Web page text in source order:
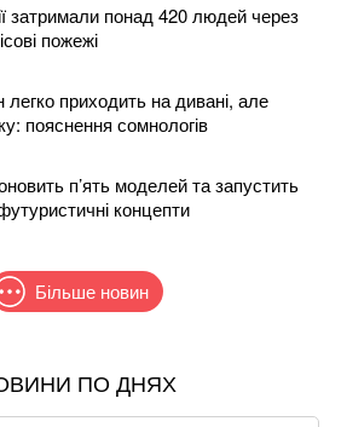
затримали понад 420 людей через
пожежі
приходить на дивані, але
пояснення сомнологів
п’ять моделей та запустить
концепти
Більше новин
Магучіх вразила фанатів
ПО ДНЯХ